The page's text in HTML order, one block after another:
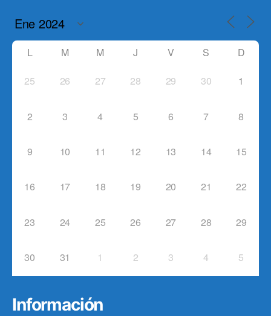
L M M J V S D
25 26 27 28 29 30 1
2 3 4 5 6 7 8
9 10 11 12 13 14 15
16 17 18 19 20 21 22
23 24 25 26 27 28 29
30 31 1 2 3 4 5
Información